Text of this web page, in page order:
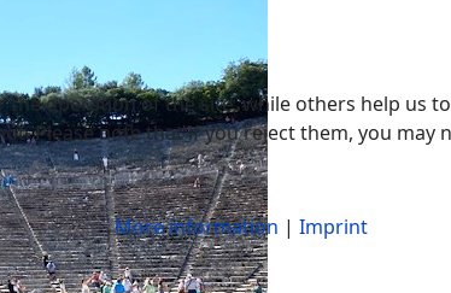
operation of the site, while others help us
Please note that if you reject them, you may
More information | Imprint